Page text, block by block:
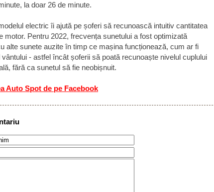
la doar 26 de minute.
electric îi ajută pe șoferi să recunoască intuitiv cantitatea
motor. Pentru 2022, frecvența sunetului a fost optimizată
alte sunete auzite în timp ce mașina funcționează, cum ar fi
- astfel încât șoferii să poată recunoaște nivelul cuplului
fără ca sunetul să fie neobișnuit.
Auto Spot de pe Facebook